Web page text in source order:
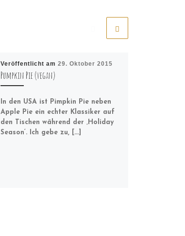
Veröffentlicht am 29. Oktober 2015
Pumpkin Pie (vegan)
In den USA ist Pimpkin Pie neben
Apple Pie ein echter Klassiker auf
den Tischen während der ‚Holiday
Season‘. Ich gebe zu, […]